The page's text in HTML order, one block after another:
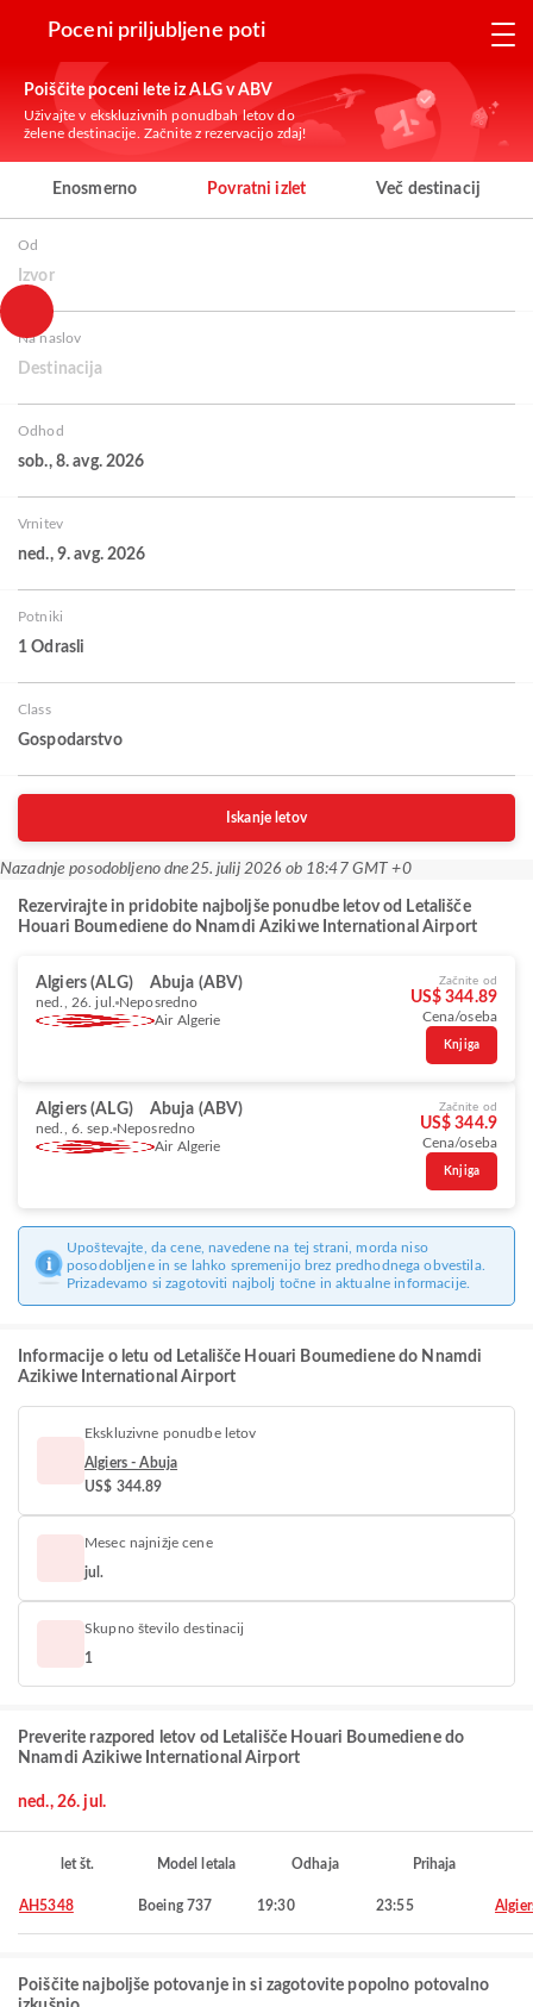
Poceni priljubljene poti
Poiščite poceni lete iz ALG v ABV
Uživajte v ekskluzivnih ponudbah letov do
želene destinacije. Začnite z rezervacijo zdaj!
Enosmerno Povratni izlet Več destinacij
Od
Izvor
Na naslov
Destinacija
Odhod
sob., 8. avg. 2026
Vrnitev
ned., 9. avg. 2026
Potniki
1 Odrasli
Class
Gospodarstvo
Iskanje letov
Nazadnje posodobljeno dne25. julij 2026 ob 18:47 GMT +0
Rezervirajte in pridobite najboljše ponudbe letov od Letališče
Houari Boumediene do Nnamdi Azikiwe International Airport
Algiers (ALG) Abuja (ABV)
ned., 26. jul.
Neposredno
Air Algerie
Začnite od
US$ 344.89
Cena/oseba
Knjiga
Algiers (ALG) Abuja (ABV)
ned., 6. sep. Neposredno
Air Algerie
Začnite od
US$ 344.9
Cena/oseba
Knjiga
Upoštevajte, da cene, navedene na tej strani, morda niso
posodobljene in se lahko spremenijo brez predhodnega obvestila.
Prizadevamo si zagotoviti najbolj točne in aktualne informacije.
Informacije o letu od Letališče Houari Boumediene do Nnamdi
Azikiwe International Airport
Ekskluzivne ponudbe letov
Algiers - Abuja
US$ 344.89
Mesec najnižje cene
jul.
Skupno število destinacij
1
Preverite razpored letov od Letališče Houari Boumediene do
Nnamdi Azikiwe International Airport
ned., 26. jul.
let št. Model letala Odhaja Prihaja
AH5348 Boeing 737 19:30 23:55
Poiščite najboljše potovanje in si zagotovite popolno potovalno